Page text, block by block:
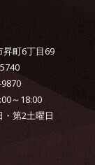
昇町6丁目69
～18:00
・第2土曜日